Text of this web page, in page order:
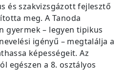
és szakvizsgázott fejlesztő
meg. A Tanoda
gyermek – legyen tipikus
igényű – megtalálja a
képességeit. Az
egészen a 8. osztályos